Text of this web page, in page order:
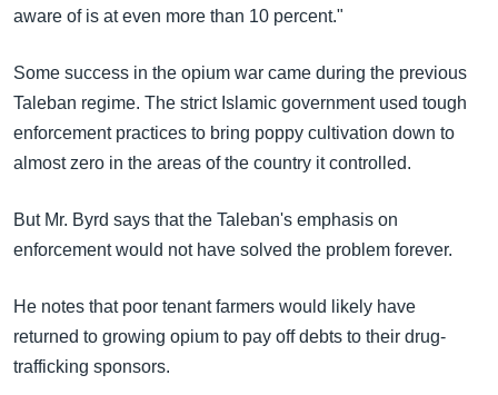
aware of is at even more than 10 percent."
Some success in the opium war came during the previous
Taleban regime. The strict Islamic government used tough
enforcement practices to bring poppy cultivation down to
almost zero in the areas of the country it controlled.
But Mr. Byrd says that the Taleban's emphasis on
enforcement would not have solved the problem forever.
He notes that poor tenant farmers would likely have
returned to growing opium to pay off debts to their drug-
trafficking sponsors.